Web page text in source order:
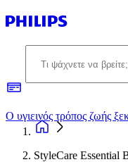
StyleCare Essential